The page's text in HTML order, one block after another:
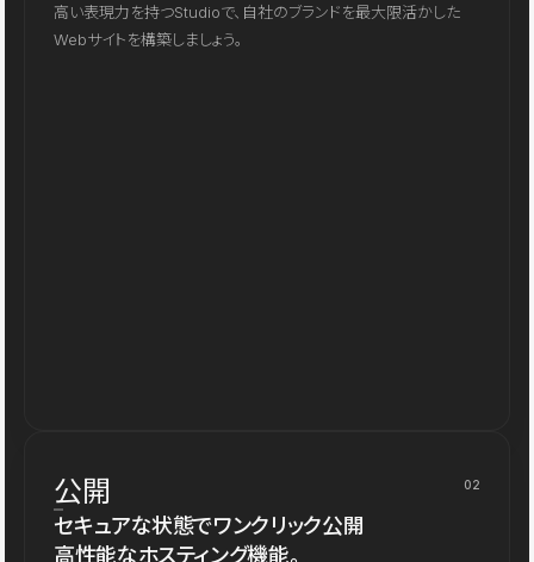
高い表現力を持つStudioで、自社のブランドを最大限活かした
Webサイトを構築しましょう。
公開 02
セキュアな状態でワンクリック公開
高性能なホスティング機能。